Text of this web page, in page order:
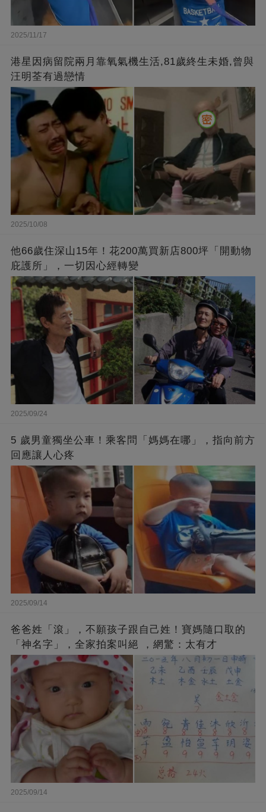
2025/11/17
港星因病留院兩月靠氧氣機生活,81歲終生未婚,曾與
汪明荃有過戀情
2025/10/08
他66歲住深山15年！花200萬買新店800坪「開動物
庇護所」，一切因心經轉變
2025/09/24
5 歲男童獨坐公車！乘客問「媽媽在哪」，指向前方
回應讓人心疼
2025/09/14
爸爸姓「滾」，不願孩子跟自己姓！寶媽隨口取的
「神名字」，全家拍案叫絕 ，網驚：太有才
2025/09/14